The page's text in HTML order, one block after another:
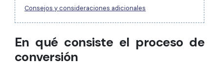
Consejos y consideraciones adicionales
En qué consiste el proceso de
conversión